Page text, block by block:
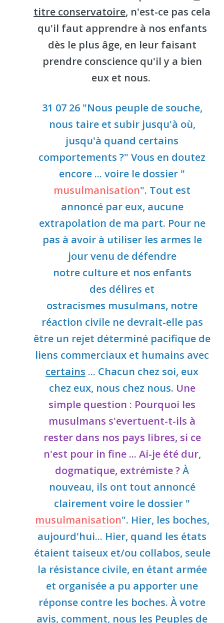
titre conservatoire, n'est-ce pas cela
qu'il faut apprendre à nos enfants
dès le plus âge, en leur faisant
prendre conscience qu'il y a bien
eux et nous.
31 07 26 "Nous peuple de souche,
nous taire et subir jusqu'à où,
jusqu'à quand certains
comportements ?" Vous en doutez
encore ... voire le dossier "
musulmanisation". Tout est
annoncé par eux, aucune
extrapolation de ma part. Pour ne
pas à avoir à utiliser les armes le
jour venu de défendre
notre culture et nos enfants
des délires et
ostracismes musulmans, notre
réaction civile ne devrait-elle pas
être un rejet déterminé pacifique de
liens commerciaux et humains avec
certains ... Chacun chez soi, eux
chez eux, nous chez nous. Une
simple question : Pourquoi les
musulmans s'evertuent-t-ils à
rester dans nos pays libres, si ce
n'est pour in fine ... Ai-je été dur,
dogmatique, extrémiste ?À
nouveau, ils ont tout annoncé
clairement voire le dossier "
musulmanisation". Hier, les boches,
aujourd'hui... Hier, quand les états
étaient taiseux et/ou collabos, seule
la résistance civile, en étant armée
et organisée a pu apporter une
réponse contre les boches. À votre
avis, comment, nous les Peuples de